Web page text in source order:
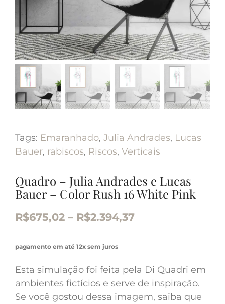
Tags: Emaranhado, Julia Andrades, Lucas
Bauer, rabiscos, Riscos, Verticais
Quadro – Julia Andrades e Lucas
Bauer – Color Rush 16 White Pink
R$675,02 – R$2.394,37
pagamento em até 12x sem juros
Esta simulação foi feita pela Di Quadri em
ambientes fictícios e serve de inspiração.
Se você gostou dessa imagem, saiba que